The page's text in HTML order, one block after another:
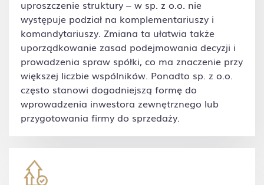
uproszczenie struktury – w sp. z o.o. nie
występuje podział na komplementariuszy i
komandytariuszy. Zmiana ta ułatwia także
uporządkowanie zasad podejmowania decyzji i
prowadzenia spraw spółki, co ma znaczenie przy
większej liczbie wspólników. Ponadto sp. z o.o.
często stanowi dogodniejszą formę do
wprowadzenia inwestora zewnętrznego lub
przygotowania firmy do sprzedaży.